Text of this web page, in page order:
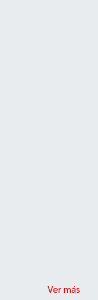
Ver más